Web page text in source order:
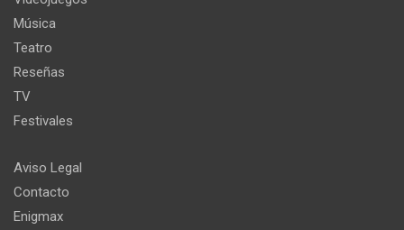
Música
Teatro
Reseñas
TV
Festivales
Aviso Legal
Contacto
Enigmax